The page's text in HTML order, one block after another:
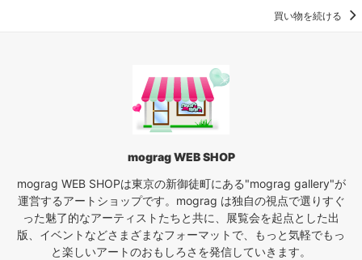
買い物を続ける
mograg WEB SHOP
mograg WEB SHOPは東京の新御徒町にある"mograg gallery"が
運営するアートショップです。mograg は独自の視点で選りすぐ
った魅了的なアーティストたちと共に、展覧会を起点とした出
版、イベントなどさまざまなフォーマットで、もっと気軽でもっ
と楽しいアートのおもしろさを発信していきます。